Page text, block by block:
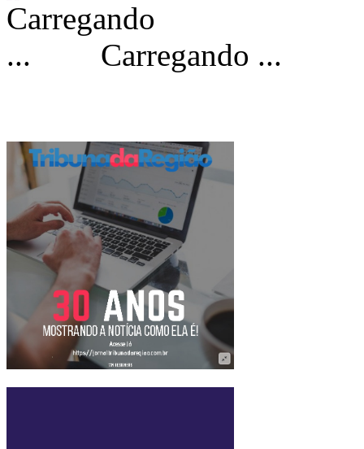
Carregando ...